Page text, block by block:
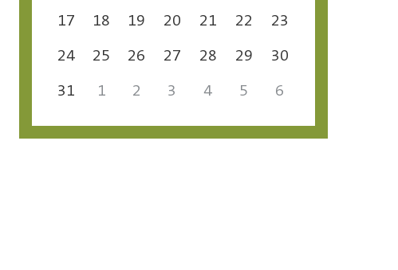
17
18 19 20 21 22
23
24
25 26 27 28 29
30
31
1 2 3 4 5 6